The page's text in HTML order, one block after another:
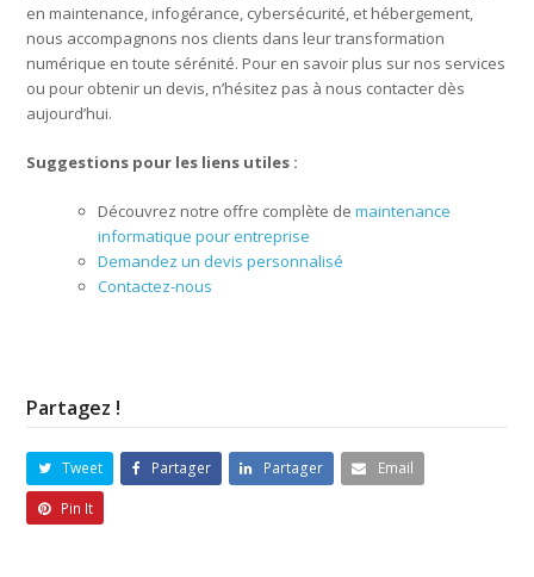
en maintenance, infogérance, cybersécurité, et hébergement,
nous accompagnons nos clients dans leur transformation
numérique en toute sérénité. Pour en savoir plus sur nos services
ou pour obtenir un devis, n’hésitez pas à nous contacter dès
aujourd’hui.
Suggestions pour les liens utiles :
Découvrez notre offre complète demaintenance
informatique pour entreprise
Demandez un devis personnalisé
Contactez-nous
Partagez !
Tweet Partager Partager
Email
Pin It